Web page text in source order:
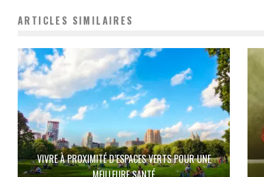
ARTICLES SIMILAIRES
VIVRE À PROXIMITÉ D’ESPACES VERTS POUR UNE